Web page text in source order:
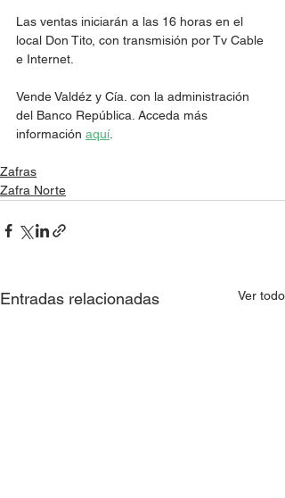
Las ventas iniciarán a las 16 horas en el
local Don Tito, con transmisión por Tv Cable
e Internet.
Vende Valdéz y Cía. con la administración
del Banco República. Acceda más
información aquí.
Zafras
Zafra Norte
Entradas relacionadas Ver todo